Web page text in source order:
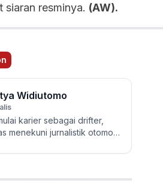
siaran resminya. (AW).
Widiutomo
karier sebagai drifter,
menekuni jurnalistik otomotif
sering mereview...